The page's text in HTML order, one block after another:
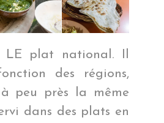
plat national. Il
des régions,
peu près la même
dans des plats en